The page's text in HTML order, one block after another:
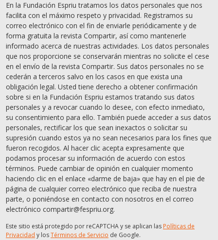
En la Fundación Espriu tratamos los datos personales que nos
facilita con el máximo respeto y privacidad. Registramos su
correo electrónico con el fin de enviarle periódicamente y de
forma gratuita la revista Compartir, así como mantenerle
informado acerca de nuestras actividades. Los datos personales
que nos proporcione se conservarán mientras no solicite el cese
en el envío de la revista Compartir. Sus datos personales no se
cederán a terceros salvo en los casos en que exista una
obligación legal. Usted tiene derecho a obtener confirmación
sobre si en la Fundación Espriu estamos tratando sus datos
personales y a revocar cuando lo desee, con efecto inmediato,
su consentimiento para ello. También puede acceder a sus datos
personales, rectificar los que sean inexactos o solicitar su
supresión cuando estos ya no sean necesarios para los fines que
fueron recogidos. Al hacer clic acepta expresamente que
podamos procesar su información de acuerdo con estos
términos. Puede cambiar de opinión en cualquier momento
haciendo clic en el enlace «darme de baja» que hay en el pie de
página de cualquier correo electrónico que reciba de nuestra
parte, o poniéndose en contacto con nosotros en el correo
electrónico compartir@fespriu.org.
Este sitio está protegido por reCAPTCHA y se aplican las Políticas de
Privacidad y losTérminos de Servicio de Google.